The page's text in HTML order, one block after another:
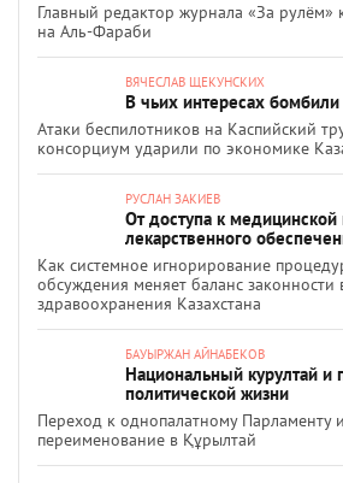
Главный редактор журнала «За рулём»
на Аль-Фараби
ВЯЧЕСЛАВ ЩЕКУНСКИХ
В чьих интересах
Атаки беспилотников на Каспийский
консорциум ударили по экономике
РУСЛАН ЗАКИЕВ
От доступа к
лекарственного
Как системное игнорирование
обсуждения меняет баланс законности
здравоохранения Казахстана
БАУЫРЖАН АЙНАБЕКОВ
Национальный курултай и
политической жизни
Переход к однопалатному Парламенту
переименование в Құрылтай